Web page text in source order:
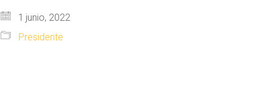
1 junio, 2022
Presidente